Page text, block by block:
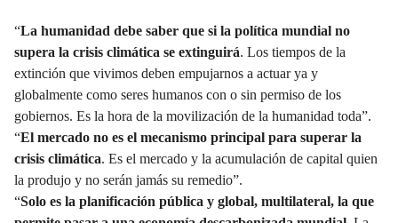
“La humanidad debe saber que si la política mundial no
supera la crisis climática se extinguirá. Los tiempos de la
extinción que vivimos deben empujarnos a actuar ya y
globalmente como seres humanos con o sin permiso de los
gobiernos. Es la hora de la movilización de la humanidad toda”.
“El mercado no es el mecanismo principal para superar la
crisis climática. Es el mercado y la acumulación de capital quien
la produjo y no serán jamás su remedio”.
“Solo es la planificación pública y global, multilateral, la que